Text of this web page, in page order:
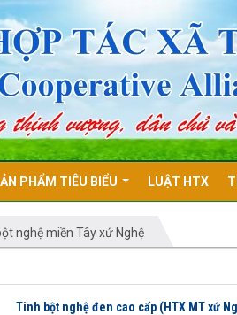
PHẨM TIÊU BIỂU LUẬT HTX
nghệ miền Tây xứ Nghệ
Tinh bột nghệ đen cao cấp (HTX MT xứ